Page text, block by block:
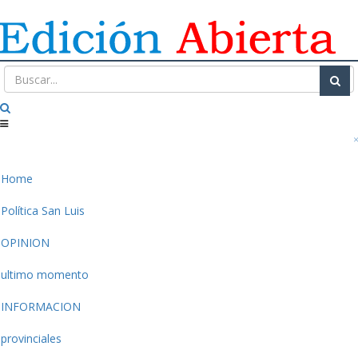
Home
Política San Luis
OPINION
ultimo momento
INFORMACION
provinciales